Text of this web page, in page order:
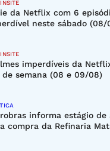
da Netflix com 6
neste sábado (08/
imperdíveis da
semana (08 e 09/08)
informa estágio de
compra da Refinaria